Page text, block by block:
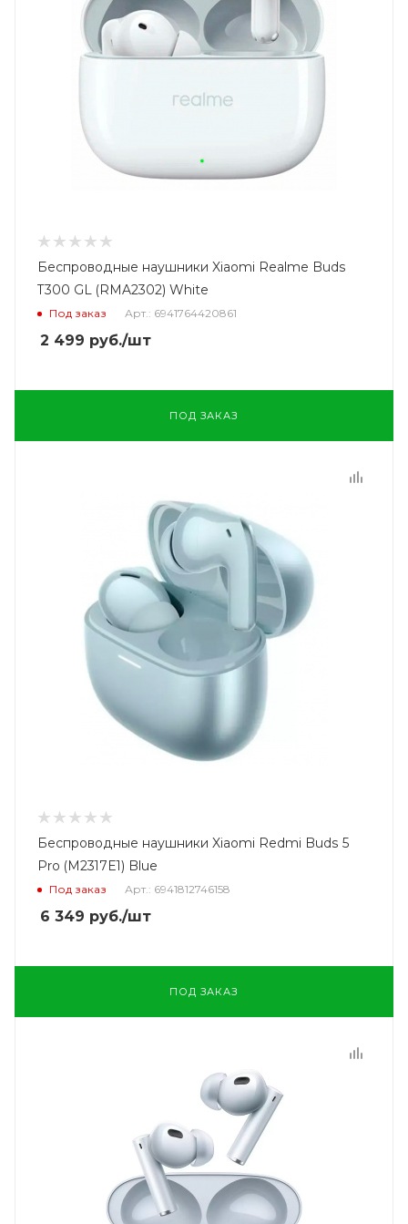
Беспроводные наушники Xiaomi Realme Buds
T300 GL (RMA2302) White
Под заказ Арт.: 6941764420861
2 499 руб./шт
ПОД ЗАКАЗ
Беспроводные наушники Xiaomi Redmi Buds 5
Pro (M2317E1) Blue
Под заказ Арт.: 6941812746158
6 349 руб./шт
ПОД ЗАКАЗ